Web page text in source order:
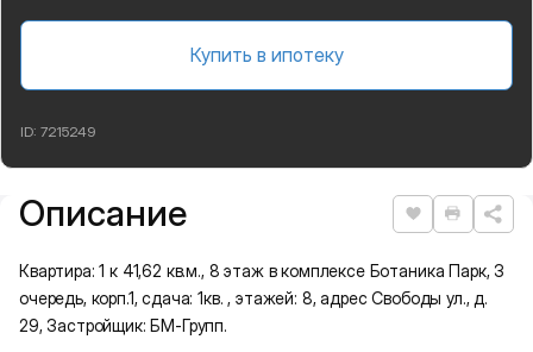
Купить в ипотеку
ID: 7215249
Подробная информация
Описание Нравится
Квартира: 1 к 41,62 кв.м., 8 этаж в комплексе Ботаника Парк, 3
очередь, корп.1, сдача: 1кв. , этажей: 8, адрес Свободы ул., д.
29, Застройщик: БМ-Групп.